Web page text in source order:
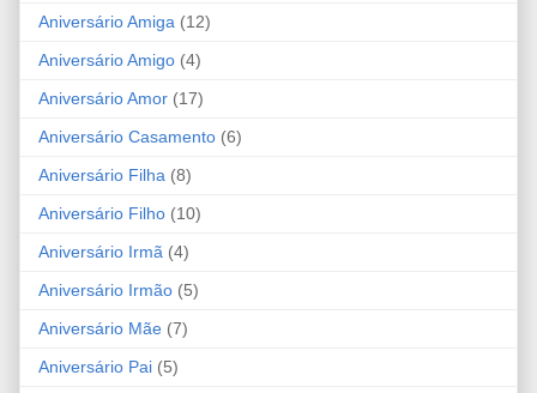
Aniversário Amiga (12)
Aniversário Amigo (4)
Aniversário Amor (17)
Aniversário Casamento (6)
Aniversário Filha (8)
Aniversário Filho (10)
Aniversário Irmã (4)
Aniversário Irmão (5)
Aniversário Mãe (7)
Aniversário Pai (5)